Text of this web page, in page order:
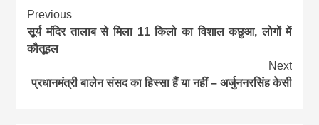
Continue
Reading
Previous
सूर्य मंदिर तालाब से मिला 11 किलो का विशाल कछुआ, लोगों में
कौतूहल
Next
प्रधानमंत्री बालेन संसद का हिस्सा हैं या नहीं – अर्जुननरसिंह केसी